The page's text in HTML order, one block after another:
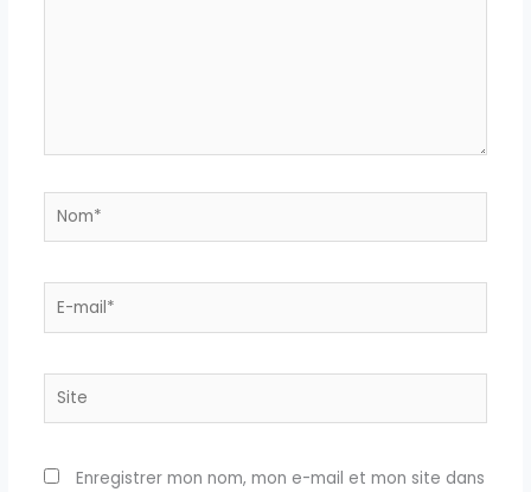
Nom*
E-
Site
Enregistrer mon nom, mon e-mail et mon site dans